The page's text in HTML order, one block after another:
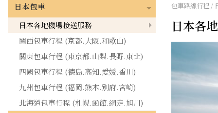
日本包車
日本各地機場接送服務
關西包車行程 (京都.大阪.和歌山)
關東包車行程 (東京都.山梨.長野.東北)
四國包車行程 (德島.高知.愛媛.香川)
九州包車行程 (福岡.熊本.別府.宮崎)
北海道包車行程 (札幌.函館.網走.旭川)
包車路線行程 /
日本各